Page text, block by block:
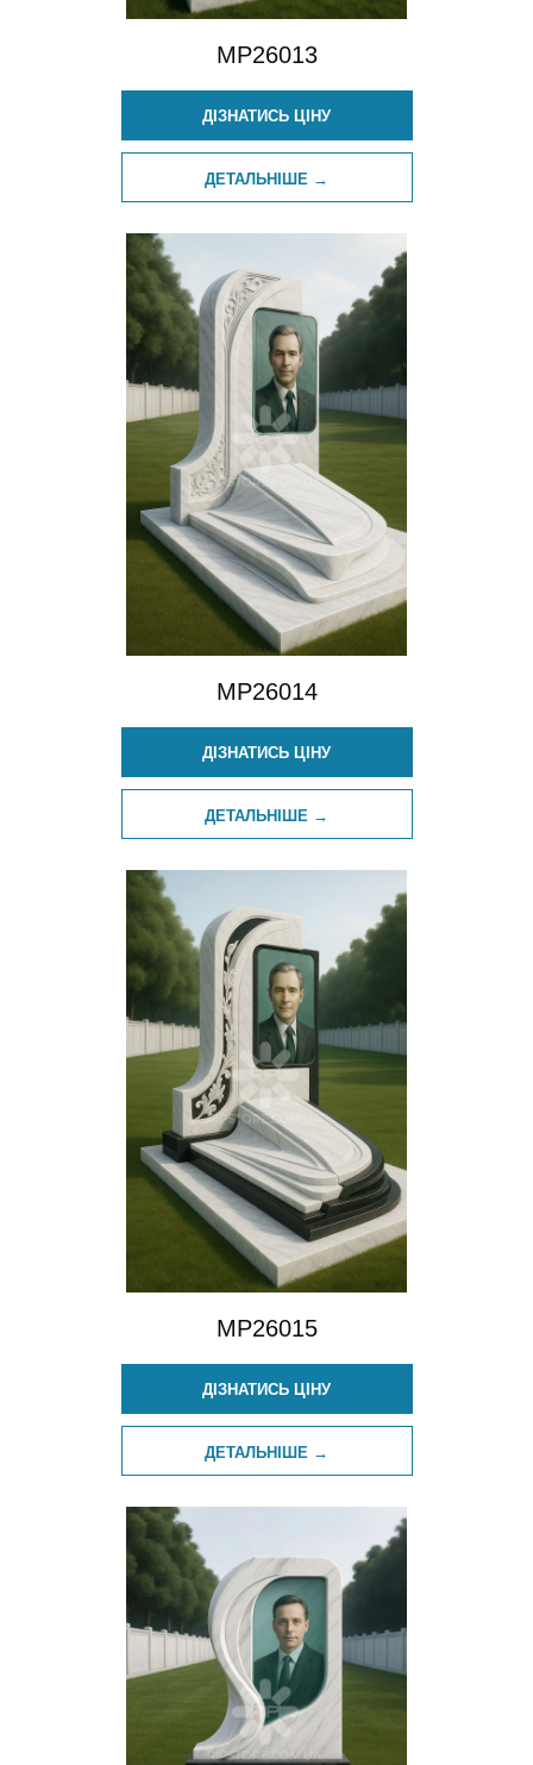
MP26013
ДІЗНАТИСЬ ЦІНУ
ДЕТАЛЬНІШЕ →
MP26014
ДІЗНАТИСЬ ЦІНУ
ДЕТАЛЬНІШЕ →
MP26015
ДІЗНАТИСЬ ЦІНУ
ДЕТАЛЬНІШЕ →